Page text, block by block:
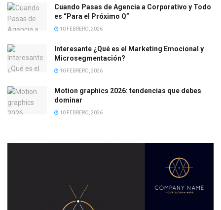
Cuando Pasas de Agencia a Corporativo y Todo
es “Para el Próximo Q”
10 FEBRERO, 2026
Interesante ¿Qué es el Marketing Emocional y
Microsegmentación?
10 FEBRERO, 2026
Motion graphics 2026: tendencias que debes
dominar
10 FEBRERO, 2026